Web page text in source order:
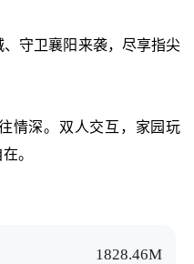
守卫襄阳来袭，尽享指尖
情深。双人交互，家园玩
。
1828.46M